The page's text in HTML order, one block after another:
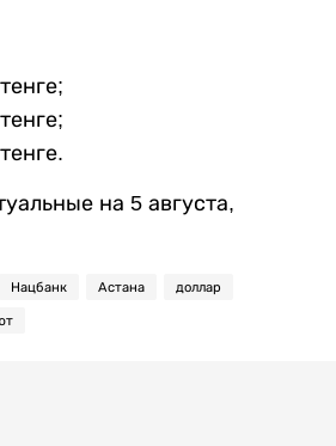
на 5 августа,
Нацбанк Астана доллар